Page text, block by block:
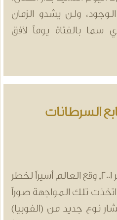
ولن يشدو الزمان
بالفتاة يوماً لأفق
السرطانات
منذ الحادي عشر من سبتمبر 2001, وقع العالم أسيراً لخطر
تلك المواجهة صوراً
نوع جديد من (الفوبيا)